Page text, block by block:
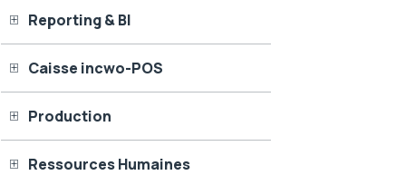
Reporting & BI
Caisse incwo-POS
Production
Ressources Humaines